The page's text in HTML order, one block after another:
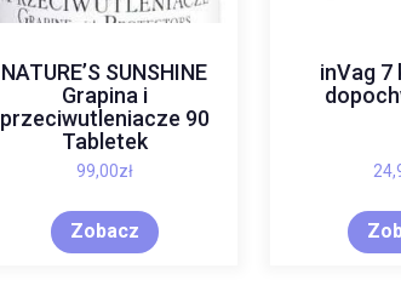
NATURE’S SUNSHINE
Grapina i
przeciwutleniacze 90
Tabletek
99,00zł
Zobacz
inVag 7